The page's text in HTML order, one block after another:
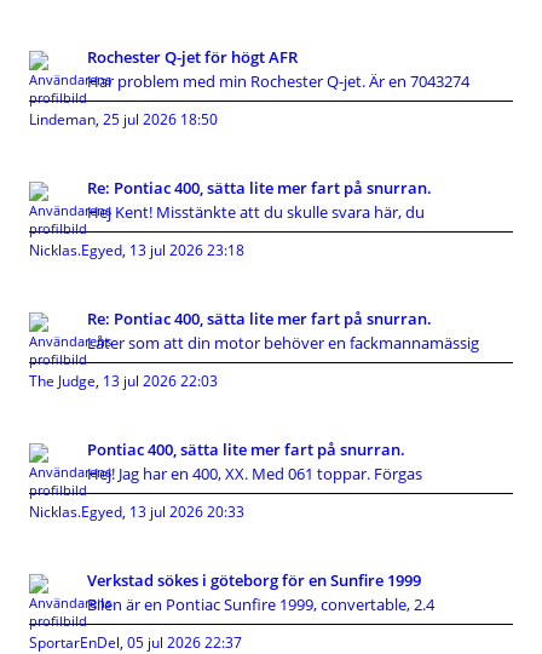
Rochester Q-jet för högt AFR
Har problem med min Rochester Q-jet. Är en 7043274
Lindeman, 25 jul 2026 18:50
Re: Pontiac 400, sätta lite mer fart på snurran.
Hej Kent! Misstänkte att du skulle svara här, du
Nicklas.Egyed, 13 jul 2026 23:18
Re: Pontiac 400, sätta lite mer fart på snurran.
Låter som att din motor behöver en fackmannamässig
The Judge, 13 jul 2026 22:03
Pontiac 400, sätta lite mer fart på snurran.
Hej! Jag har en 400, XX. Med 061 toppar. Förgas
Nicklas.Egyed, 13 jul 2026 20:33
Verkstad sökes i göteborg för en Sunfire 1999
Bilen är en Pontiac Sunfire 1999, convertable, 2.4
SportarEnDel, 05 jul 2026 22:37